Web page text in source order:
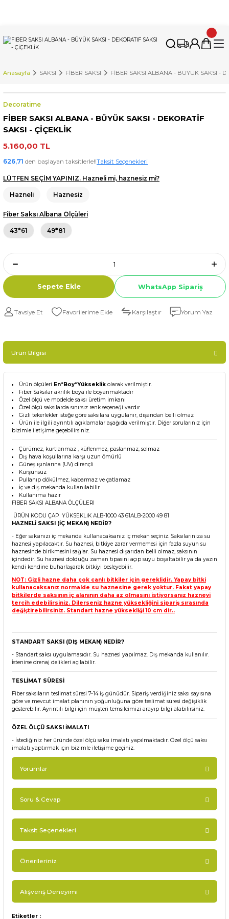
Anasayfa SAKSI FİBER SAKSI FİBER SAKSI ALBANA - BÜYÜK SAKSI -
Decoratime
FİBER SAKSI ALBANA - BÜYÜK SAKSI - DEKORATİF
SAKSI - ÇİÇEKLİK
5.160,00 TL
626,71 den başlayan taksitlerle!!Taksit Seçenekleri
LÜTFEN SEÇİM YAPINIZ. Hazneli mi, haznesiz mi?
Hazneli Haznesiz
Fiber Saksı Albana Ölçüleri
43*61 49*81
Sepete Ekle WhatsApp Sipariş
Tavsiye Et Karşılaştır Yorum Yaz
Ürün Bilgisi
Ürün ölçüleri En*Boy*Yükseklik olarak verilmiştir.
Fiber Saksılar akrilik boya ile boyanmaktadır
Özel ölçü ve modelde saksı üretim imkanı
Özel ölçü saksılarda sınırsız renk seçeneği vardır
Gizli tekerlekler isteğe göre saksılara uygulanır, dışarıdan belli olmaz
Ürün ile ilgili ayrıntılı açıklamalar aşağıda verilmiştir. Diğer sorularınız için
bizimle iletişime geçebilirsiniz.
Çürümez, kurtlanmaz , küflenmez, paslanmaz, solmaz
Dış hava koşullarına karşı uzun ömürlü
Güneş ışınlarına (UV) dirençli
Kurşunsuz
Pullanıp dökülmez, kabarmaz ve çatlamaz
İç ve dış mekanda kullanılabilir
Kullanıma hazır
FİBER SAKSI ALBANA ÖLÇÜLERİ
ÜRÜN KODU ÇAP YÜKSEKLİK ALB-1000 43 61ALB-2000 49 81
HAZNELİ SAKSI (İÇ MEKAN) NEDİR?
- Eğer saksınızı iç mekanda kullanacaksanız iç mekan seçiniz. Saksılarınıza su
haznesi yapılacaktır. Su haznesi, bitkiye zarar vermemesi için fazla suyun su
haznesinde birikmesini sağlar. Su haznesi dışarıdan belli olmaz, saksının
içindedir. Su haznesi dolduğu zaman tıpasını açıp suyu boşaltabilir ya da yazın
kendi kendine buharlaşarak bitkiyi besleyebilir.
NOT: Gizli hazne daha çok canlı bitkiler için gereklidir. Yapay bitki
kullanacaksanız normalde su haznesine gerek yoktur. Fakat yapay
bitkilerde saksının iç alanının daha az olmasını istiyorsanız hazneyi
tercih edebilirsiniz. Dilerseniz hazne yüksekliğini sipariş sırasında
değiştirebilirsiniz. Standart hazne yüksekliği 10 cm dir..
STANDART SAKSI (DIŞ MEKAN) NEDİR?
- Standart saksı uygulamasıdır. Su haznesi yapılmaz. Dış mekanda kullanılır.
İstenirse drenaj delikleri açılabilir.
TESLİMAT SÜRESİ
Fiber saksıların teslimat süresi 7-14 iş günüdür. Sipariş verdiğiniz saksı sayısına
göre ve mevcut imalat planının yoğunluğuna göre teslimat süresi değişiklik
gösterebilir. Ayrıntılı bilgi için müşteri temsilcimizi arayıp bilgi alabilirsiniz.
ÖZEL ÖLÇÜ SAKSI İMALATI
- İstediğiniz her üründe özel ölçü saksı imalatı yapılmaktadır. Özel ölçü saksı
imalatı yaptırmak için bizimle iletişime geçiniz.
Yorumlar
Bu ürüne ilk yorumu siz yapın!
Yorum Yaz
Soru & Cevap
Ürün hakkında henüz soru sorulmamış.
Soru Sor
Taksit Seçenekleri
Önerileriniz
Bu ürünün fiyat bilgisi, resim, ürün açıklamalarında ve
diğer konularda yetersiz gördüğünüz noktaları öneri
formunu kullanarak tarafımıza iletebilirsiniz.
Alışveriş Deneyimi
Etiketler :